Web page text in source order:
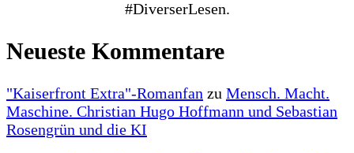
#DiverserLesen.
Neueste Kommentare
"Kaiserfront Extra"-Romanfan zu Mensch. Macht.
Maschine. Christian Hugo Hoffmann und Sebastian
Rosengrün und die KI